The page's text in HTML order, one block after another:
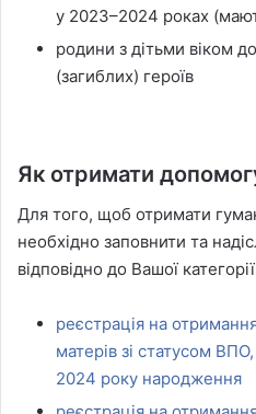
у 2023–2024 роках
родини з дітьми віком
(загиблих) героїв
Як отримати
Для того, щоб отримати
необхідно заповнити та
відповідно до Вашої
реєстрація на
матерів зі статусом
2024 року народження